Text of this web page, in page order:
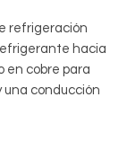
refrigeración
hacia
en cobre para
una conducción